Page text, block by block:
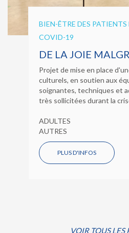
BIEN-ÊTRE DES PATIENTS
COVID-19
DE LA JOIE
Projet de mise en place
culturels, en soutien aux
soignantes, techniques et
très sollicitées durant la
ADULTES
AUTRES
PLUS D'INFOS
VOIR TOUS LES